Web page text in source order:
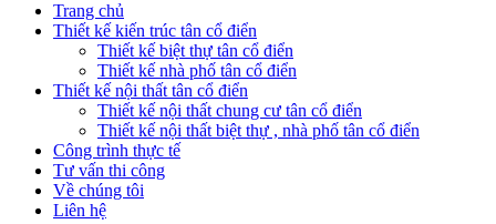
Trang chủ
Thiết kế kiến trúc tân cổ điển
Thiết kế biệt thự tân cổ điển
Thiết kế nhà phố tân cổ điển
Thiết kế nội thất tân cổ điển
Thiết kế nội thất chung cư tân cổ điển
Thiết kế nội thất biệt thự , nhà phố tân cổ điển
Công trình thực tế
Tư vấn thi công
Về chúng tôi
Liên hệ